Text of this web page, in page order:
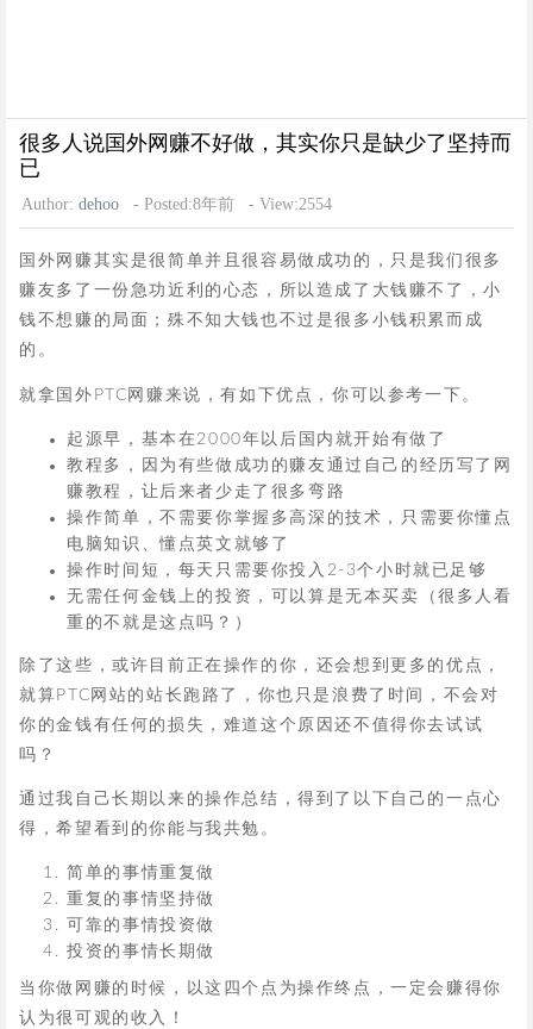
很多人说国外网赚不好做，其实你只是缺少了坚持而
已
Author: dehoo - Posted:8年前 - View:2554
国外网赚其实是很简单并且很容易做成功的，只是我们很多
赚友多了一份急功近利的心态，所以造成了大钱赚不了，小
钱不想赚的局面；殊不知大钱也不过是很多小钱积累而成
的。
就拿国外PTC网赚来说，有如下优点，你可以参考一下。
起源早，基本在2000年以后国内就开始有做了
教程多，因为有些做成功的赚友通过自己的经历写了网
赚教程，让后来者少走了很多弯路
操作简单，不需要你掌握多高深的技术，只需要你懂点
电脑知识、懂点英文就够了
操作时间短，每天只需要你投入2-3个小时就已足够
无需任何金钱上的投资，可以算是无本买卖（很多人看
重的不就是这点吗？）
除了这些，或许目前正在操作的你，还会想到更多的优点，
就算PTC网站的站长跑路了，你也只是浪费了时间，不会对
你的金钱有任何的损失，难道这个原因还不值得你去试试
吗？
通过我自己长期以来的操作总结，得到了以下自己的一点心
得，希望看到的你能与我共勉。
简单的事情重复做
重复的事情坚持做
可靠的事情投资做
投资的事情长期做
当你做网赚的时候，以这四个点为操作终点，一定会赚得你
认为很可观的收入！